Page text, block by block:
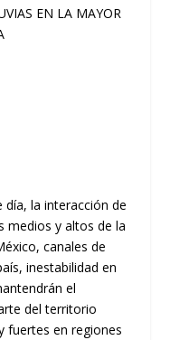
día, la interacción de
medios y altos de la
canales de
inestabilidad en
el
del territorio
fuertes en regiones